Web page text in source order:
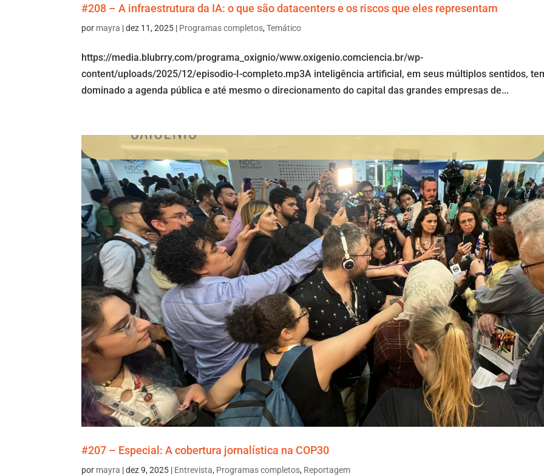
#208 – A infraestrutura da IA: o que são datacenters e os riscos que eles representam
por mayra |dez 11, 2025 | Programas completos,Temático
https://media.blubrry.com/programa_oxignio/www.oxigenio.comciencia.br/wp-
content/uploads/2025/12/episodio-I-completo.mp3A inteligência artificial, em seus múltiplos sentidos,
dominado a agenda pública e até mesmo o direcionamento do capital das grandes empresas de...
#207 – Especial: A cobertura jornalística na COP30
por mayra |dez 9, 2025 | Entrevista, Programas completos, Reportagem